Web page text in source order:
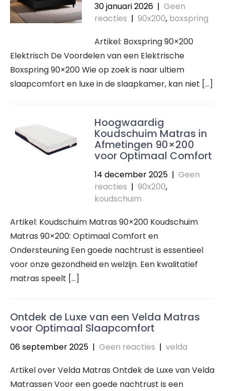
30 januari 2026 | Geen
reacties | 90x200, boxspring
Artikel: Boxspring 90×200
Elektrisch De Voordelen van een Elektrische
Boxspring 90×200 Wie op zoek is naar ultiem
slaapcomfort en luxe in de slaapkamer, kan niet […]
Hoogwaardig
Koudschuim Matras in
Afmetingen 90×200
voor Optimaal Comfort
14 december 2025 | Geen
reacties | 90x200,
koudschuim
Artikel: Koudschuim Matras 90×200 Koudschuim
Matras 90×200: Optimaal Comfort en
Ondersteuning Een goede nachtrust is essentieel
voor onze gezondheid en welzijn. Een kwalitatief
matras speelt […]
Ontdek de Luxe van een Velda Matras
voor Optimaal Slaapcomfort
06 september 2025 | Geen reacties | velda
Artikel over Velda Matras Ontdek de Luxe van Velda
Matrassen Voor een goede nachtrust is een